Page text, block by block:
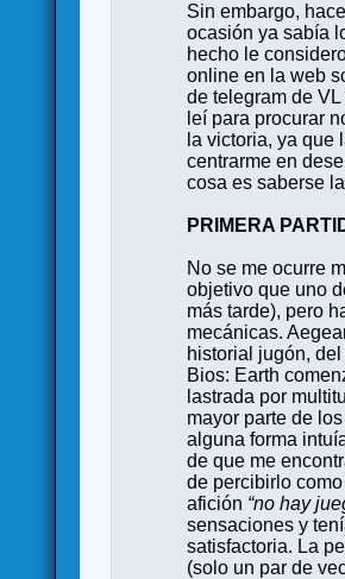
Sin embargo,
ocasión ya sabía
hecho le
online en la web
de telegram de
leí para procurar
la victoria, ya
centrarme en
cosa es saberse
PRIMERA
No se me ocurre
objetivo que uno
más tarde), pero
mecánicas.
historial jugón,
Bios: Earth
lastrada por
mayor parte de
alguna forma
de que me
de percibirlo
afición “no hay
sensaciones y
satisfactoria. La
(solo un par de